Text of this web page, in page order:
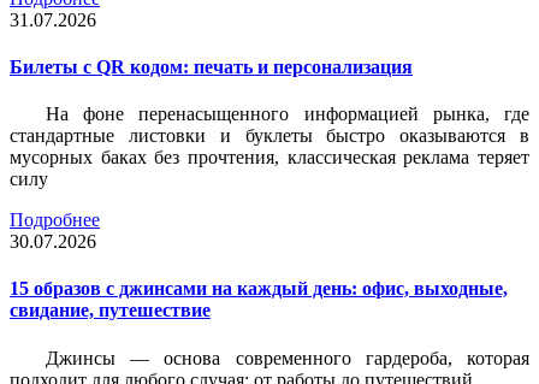
31.07.2026
Билеты c QR кодом: печать и персонализация
На фоне перенасыщенного информацией рынка, где
стандартные листовки и буклеты быстро оказываются в
мусорных баках без прочтения, классическая реклама теряет
силу
Подробнее
30.07.2026
15 образов с джинсами на каждый день: офис, выходные,
свидание, путешествие
Джинсы — основа современного гардероба, которая
подходит для любого случая: от работы до путешествий